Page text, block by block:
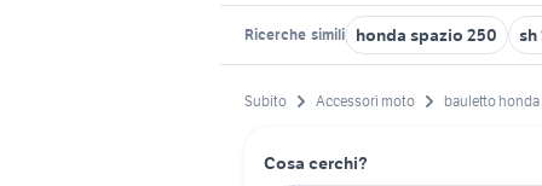
Ricerche simili honda spazio 250 sh
Subito Accessori moto bauletto honda
Cosa cerchi?